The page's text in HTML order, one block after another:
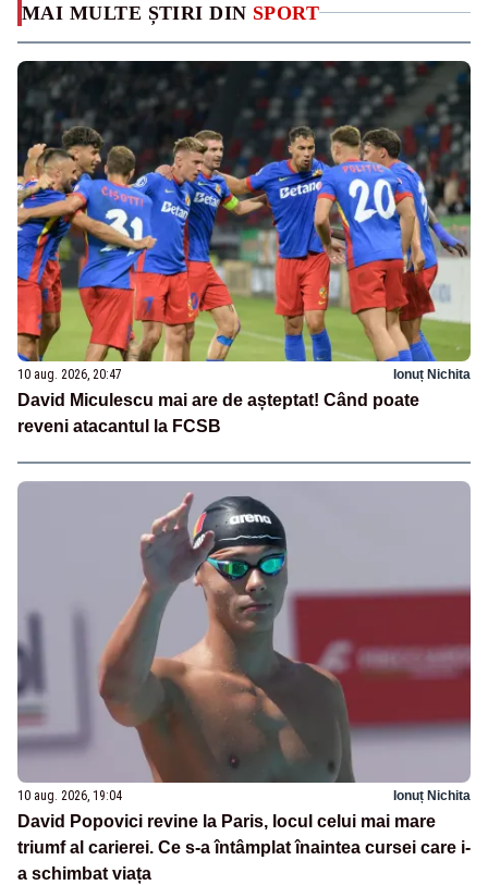
MAI MULTE ȘTIRI DIN SPORT
10 aug. 2026, 20:47 Ionuț Nichita
David Miculescu mai are de așteptat! Când poate
reveni atacantul la FCSB
10 aug. 2026, 19:04 Ionuț Nichita
David Popovici revine la Paris, locul celui mai mare
triumf al carierei. Ce s-a întâmplat înaintea cursei care i-
a schimbat viața